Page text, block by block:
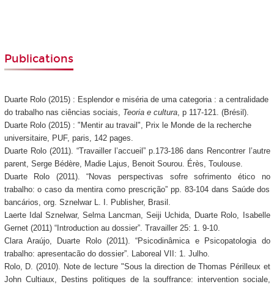
Publications
Duarte Rolo (2015) : Esplendor e miséria de uma categoria : a centralidade
do trabalho nas ciências sociais, Teoria e cultura, p 117-121. (Brésil).
Duarte Rolo (2015) : "Mentir au travail", Prix le Monde de la recherche
universitaire, PUF, paris, 142 pages.
Duarte Rolo (2011). “Travailler l’accueil” p.173-186 dans Rencontrer l’autre
parent, Serge Bédère, Madie Lajus, Benoit Sourou. Érès, Toulouse.
Duarte Rolo (2011). “Novas perspectivas sofre sofrimento ético no
trabalho: o caso da mentira como prescrição” pp. 83-104 dans Saúde dos
bancários, org. Sznelwar L. I. Publisher, Brasil.
Laerte Idal Sznelwar, Selma Lancman, Seiji Uchida, Duarte Rolo, Isabelle
Gernet (2011) “Introduction au dossier”. Travailler 25: 1. 9-10.
Clara Araújo, Duarte Rolo (2011). “Psicodinâmica e Psicopatologia do
trabalho: apresentacão do dossier”. Laboreal VII: 1. Julho.
Rolo, D. (2010). Note de lecture "Sous la direction de Thomas Périlleux et
John Cultiaux, Destins politiques de la souffrance: intervention sociale,